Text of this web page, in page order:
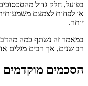
בפועל, חלק גדול
או לפחות לצמצם
יותר.
במאמר זה נשתף כמה
רב שנים, אך רבים מגלים
הסכמים מוקדמים